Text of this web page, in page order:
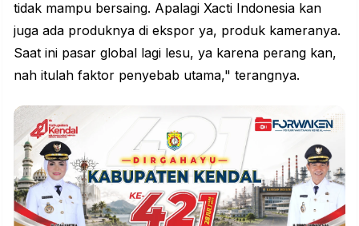
tidak mampu bersaing. Apalagi Xacti Indonesia kan
juga ada produknya di ekspor ya, produk kameranya.
Saat ini pasar global lagi lesu, ya karena perang kan,
nah itulah faktor penyebab utama," terangnya.